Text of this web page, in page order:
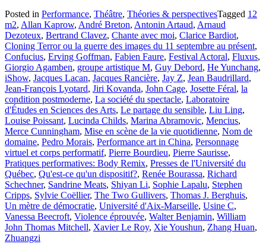
Posted in Performance, Théâtre, Théories & perspectivesTagged 12
m2, Allan Kaprow, André Breton, Antonin Artaud, Arnaud
Dezoteux, Bertrand Clavez, Chante avec moi, Clarice Bardiot,
Cloning Terror ou la guerre des images du 11 septembre au présent,
Confucius, Erving Goffman, Fabien Faure, Festival Actoral, Fluxus,
Giorgio Agamben, groupe artistique M, Guy Debord, He Yunchang,
iShow, Jacques Lacan, Jacques Rancière, Jay Z, Jean Baudrillard,
Jean-François Lyotard, Jiri Kovanda, John Cage, Josette Féral, la
condition postmoderne, La société du spectacle, Laboratoire
d'Études en Sciences des Arts, Le partage du sensible, Liu Ling,
Louise Poissant, Lucinda Childs, Marina Abramovic, Mencius,
Merce Cunningham, Mise en scène de la vie quotidienne, Nom de
domaine, Pedro Morais, Performance art in China, Personnage
virtuel et corps performatif, Pierre Bourdieu, Pierre Saurisse,
Pratiques performatives: Body Remix, Presses de l'Université du
Québec, Qu'est-ce qu'un dispositif?, Renée Bourassa, Richard
Schechner, Sandrine Meats, Shiyan Li, Sophie Lapalu, Stephen
Cripps, Sylvie Coëllier, The Two Gullivers, Thomas J. Berghuis,
Un mètre de démocratie, Université d'Aix-Marseille, Usine C,
Vanessa Beecroft, Violence éprouvée, Walter Benjamin, William
John Thomas Mitchell, Xavier Le Roy, Xie Youshun, Zhang Huan,
Zhuangzi